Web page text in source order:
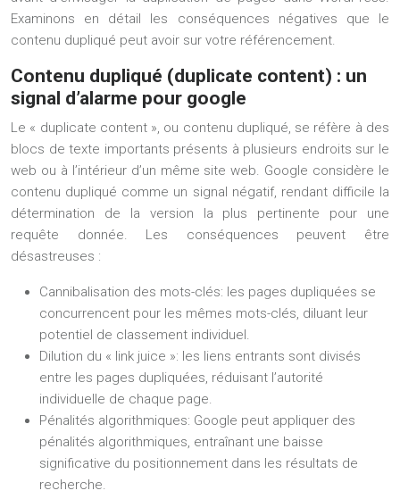
Examinons en détail les conséquences négatives que le
contenu dupliqué peut avoir sur votre référencement.
Contenu dupliqué (duplicate content) : un
signal d’alarme pour google
Le « duplicate content », ou contenu dupliqué, se réfère à des
blocs de texte importants présents à plusieurs endroits sur le
web ou à l’intérieur d’un même site web. Google considère le
contenu dupliqué comme un signal négatif, rendant difficile la
détermination de la version la plus pertinente pour une
requête donnée. Les conséquences peuvent être
désastreuses :
Cannibalisation des mots-clés: les pages dupliquées se
concurrencent pour les mêmes mots-clés, diluant leur
potentiel de classement individuel.
Dilution du « link juice »: les liens entrants sont divisés
entre les pages dupliquées, réduisant l’autorité
individuelle de chaque page.
Pénalités algorithmiques: Google peut appliquer des
pénalités algorithmiques, entraînant une baisse
significative du positionnement dans les résultats de
recherche.